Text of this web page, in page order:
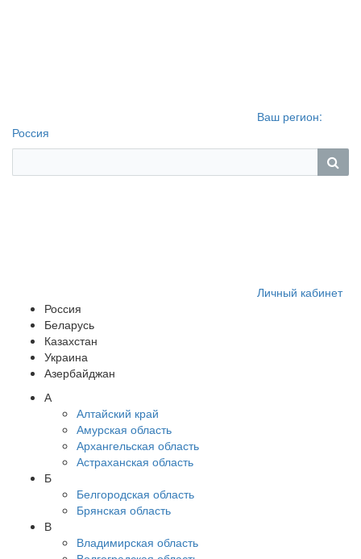
Ваш регион:
Россия
Личный кабинет
Россия
Беларусь
Казахстан
Украина
Азербайджан
А
Алтайский край
Амурская область
Архангельская область
Астраханская область
Б
Белгородская область
Брянская область
В
Владимирская область